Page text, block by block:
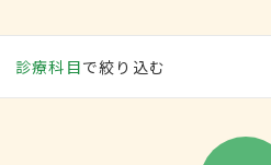
診療科目で絞り込む